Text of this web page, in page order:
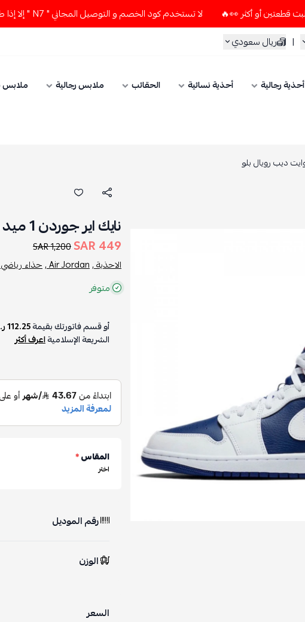
لا تستخدم كود الخصم و التوصيل المجاني " N7 " إلا إذا طلبت قطعتين أو أكثر 👀🔥
| ريال سعودي
أحذية رجالية أحذية نسائية الحقائب ملابس رجالية ملابس
نايك اير جوردن 1 ميد وايت ديب رويال بلو
449 SAR
1,200 SAR
الاحذية ,Air Jordan , حذاء
متوفر
أو قسم فاتورتك بقيمة112.25 ر.س
الشريعة الإسلاميةاعرف أكثر
المقاس*
اختر
رقم الموديل
الوزن
السعر